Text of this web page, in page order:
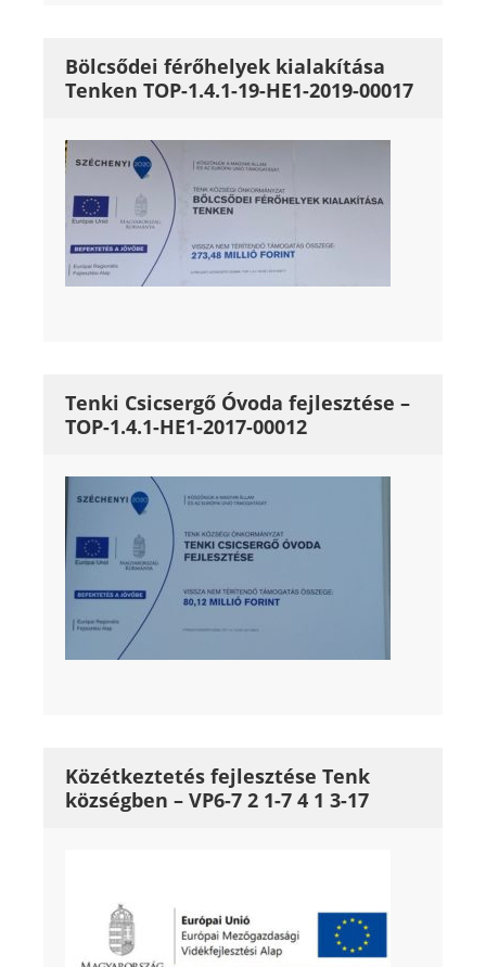
Bölcsődei férőhelyek kialakítása
Tenken TOP-1.4.1-19-HE1-2019-00017
Tenki Csicsergő Óvoda fejlesztése –
TOP-1.4.1-HE1-2017-00012
Közétkeztetés fejlesztése Tenk
községben – VP6-7 2 1-7 4 1 3-17